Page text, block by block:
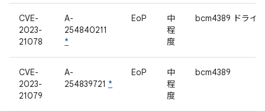
CVE-
2023-
21078
A-
254840211
*
EoP
中
程
度
bcm4389 ドライ
CVE-
2023-
21079
A-
254839721 *
EoP
中
程
度
bcm4389